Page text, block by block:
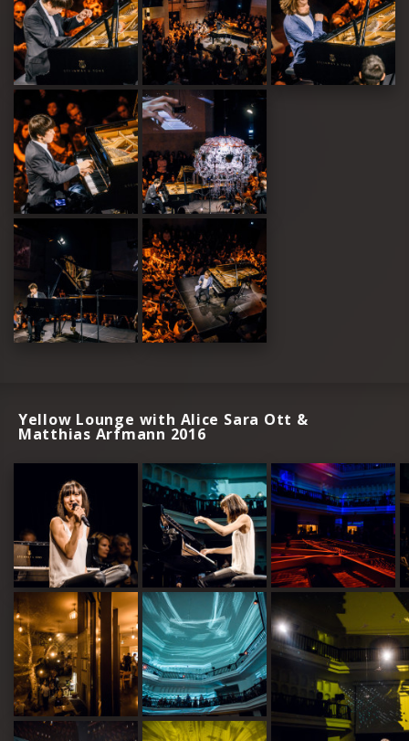
Yellow Lounge with Alice Sara Ott &
Matthias Arfmann 2016